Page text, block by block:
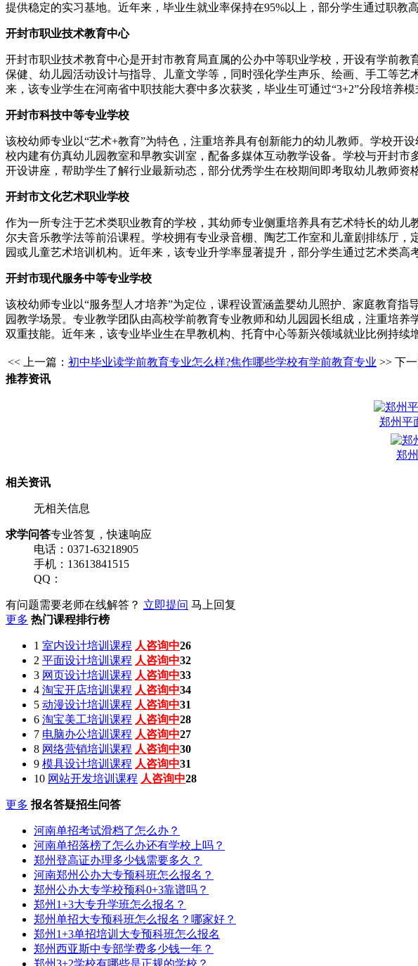
提供稳定的实习基地。近年来，毕业生就业率保持在95%以上，部分学生通过职教
开封市职业技术教育中心
开封市职业技术教育中心是开封市教育局直属的公办中等职业学校，开设有学前
保健、幼儿园活动设计与指导、儿童文学等，同时强化学生声乐、绘画、手工等
来，该专业学生在河南省中职技能大赛中多次获奖，毕业生可通过“3+2”分段培养模
开封市科技中等专业学校
该校幼师专业以“艺术+教育”为特色，注重培养具有创新能力的幼儿教师。学校开
校内建有仿真幼儿园教室和早教实训室，配备多媒体互动教学设备。学校与开封
开设讲座，帮助学生了解行业最新动态，部分优秀学生在校期间即考取幼儿教师资
开封市文化艺术职业学校
作为一所专注于艺术类职业教育的学校，其幼师专业侧重培养具有艺术特长的幼
尔夫音乐教学法等前沿课程。学校拥有专业录音棚、陶艺工作室和儿童剧排练厅
园或儿童艺术培训机构。近年来，该专业升学率显著提升，部分学生通过艺术类高
开封市现代服务中等专业学校
该校幼师专业以“服务型人才培养”为定位，课程设置涵盖婴幼儿照护、家庭教育
园教学场景。专业教学团队由高校学前教育专业教师和幼儿园园长组成，注重培
双重技能。近年来，该专业毕业生在早教机构、托育中心等新兴领域就业比例持续
<< 上一篇： 初中毕业读学前教育专业怎么样?焦作哪些学校有学前教育专业 >> 下一
推荐资讯
郑州平
郑
相关资讯
无相关信息
求学问答专业答复，快速响应
电话：0371-63218905
手机：13613841515
QQ：
有问题需要老师在线解答？ 立即提问 马上回复
更多 热门课程排行榜
1 室内设计培训课程 人咨询中26
2 平面设计培训课程 人咨询中32
3 网页设计培训课程 人咨询中33
4 淘宝开店培训课程 人咨询中34
5 动漫设计培训课程 人咨询中31
6 淘宝美工培训课程 人咨询中28
7 电脑办公培训课程 人咨询中27
8 网络营销培训课程 人咨询中30
9 模具设计培训课程 人咨询中31
10 网站开发培训课程 人咨询中28
更多 报名答疑招生问答
河南单招考试滑档了怎么办？
河南单招落榜了怎么办还有学校上吗？
郑州登高证办理多少钱需要多久？
河南郑州公办大专预科班怎么报名？
郑州公办大专学校预科0+3靠谱吗？
郑州1+3大专升学班怎么报名？
郑州单招大专预科班怎么报名？哪家好？
郑州1+3单招培训大专预科班怎么报名
郑州西亚斯中专部学费多少钱一年？
郑州3+2学校有哪些是正规的学校？